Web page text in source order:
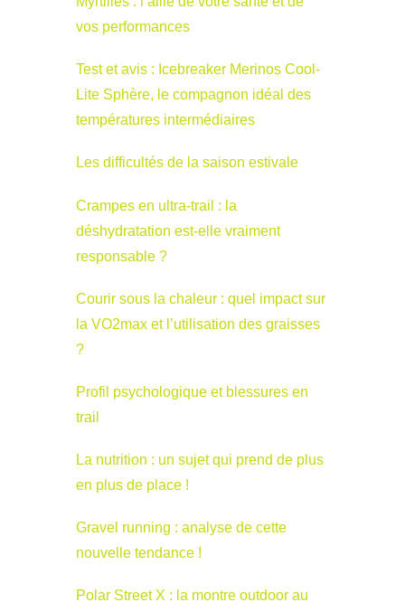
vos performances
Test et avis : Icebreaker Merinos Cool-
Lite Sphère, le compagnon idéal des
températures intermédiaires
Les difficultés de la saison estivale
Crampes en ultra-trail : la
déshydratation est-elle vraiment
responsable ?
Courir sous la chaleur : quel impact sur
la VO2max et l’utilisation des graisses
?
Profil psychologique et blessures en
trail
La nutrition : un sujet qui prend de plus
en plus de place !
Gravel running : analyse de cette
nouvelle tendance !
Polar Street X : la montre outdoor au